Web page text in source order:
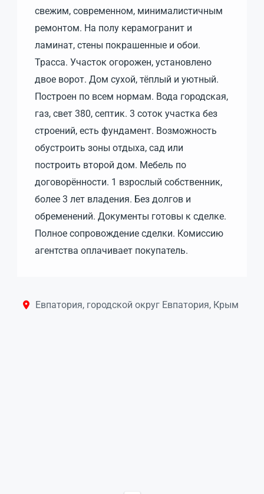
свежим, современном, минималистичным
ремонтом. На полу керамогранит и
ламинат, стены покрашенные и обои.
Трасса. Участок огорожен, установлено
двое ворот. Дом сухой, тёплый и уютный.
Построен по всем нормам. Вода городская,
газ, свет 380, септик. 3 соток участка без
строений, есть фундамент. Возможность
обустроить зоны отдыха, сад или
построить второй дом. Мебель по
договорённости. 1 взрослый собственник,
более 3 лет владения. Без долгов и
обременений. Документы готовы к сделке.
Полное сопровождение сделки. Комиссию
агентства оплачивает покупатель.
Евпатория, городской округ Евпатория, Крым